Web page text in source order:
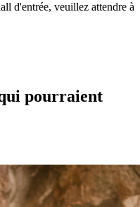
d'entrée, veuillez attendre à
pourraient